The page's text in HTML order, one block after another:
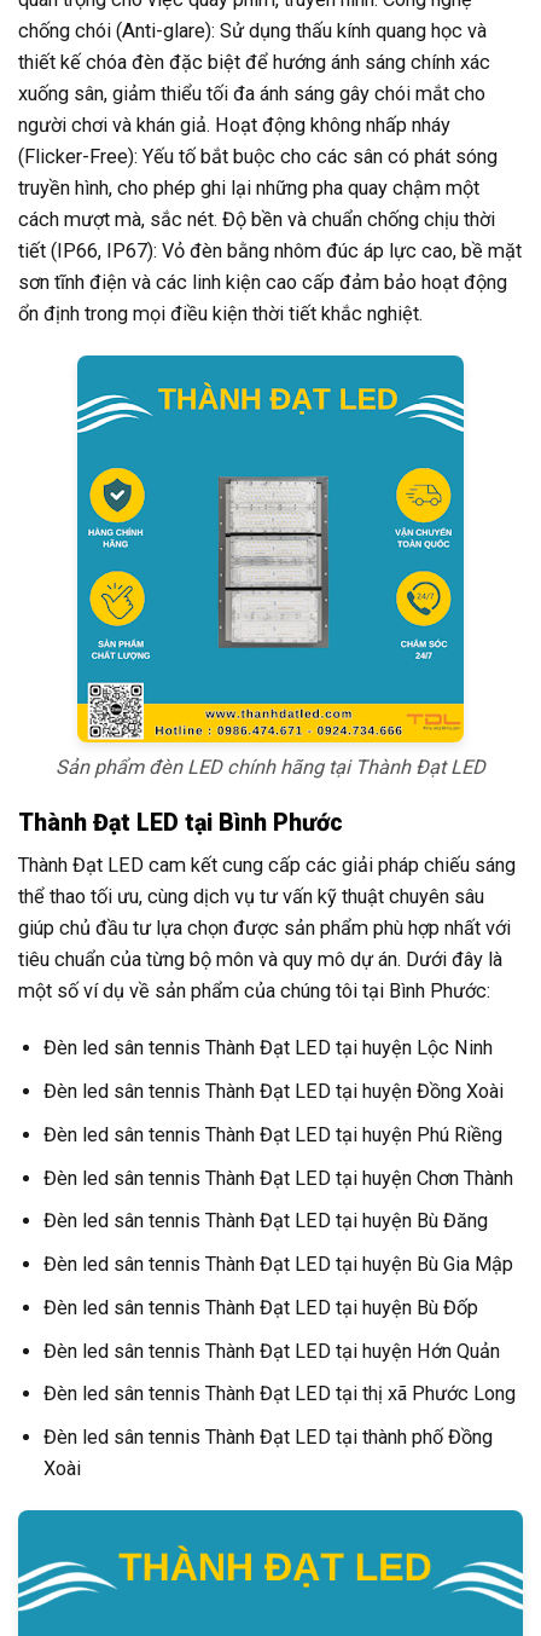
chống chói (Anti-glare): Sử dụng thấu kính quang học và
thiết kế chóa đèn đặc biệt để hướng ánh sáng chính xác
xuống sân, giảm thiểu tối đa ánh sáng gây chói mắt cho
người chơi và khán giả. Hoạt động không nhấp nháy
(Flicker-Free): Yếu tố bắt buộc cho các sân có phát sóng
truyền hình, cho phép ghi lại những pha quay chậm một
cách mượt mà, sắc nét. Độ bền và chuẩn chống chịu thời
tiết (IP66, IP67): Vỏ đèn bằng nhôm đúc áp lực cao, bề mặt
sơn tĩnh điện và các linh kiện cao cấp đảm bảo hoạt động
ổn định trong mọi điều kiện thời tiết khắc nghiệt.
Sản phẩm đèn LED chính hãng tại Thành Đạt LED
Thành Đạt LED tại Bình Phước
Thành Đạt LED cam kết cung cấp các giải pháp chiếu sáng
thể thao tối ưu, cùng dịch vụ tư vấn kỹ thuật chuyên sâu
giúp chủ đầu tư lựa chọn được sản phẩm phù hợp nhất với
tiêu chuẩn của từng bộ môn và quy mô dự án. Dưới đây là
một số ví dụ về sản phẩm của chúng tôi tại Bình Phước:
Đèn led sân tennis Thành Đạt LED tại huyện Lộc Ninh
Đèn led sân tennis Thành Đạt LED tại huyện Đồng Xoài
Đèn led sân tennis Thành Đạt LED tại huyện Phú Riềng
Đèn led sân tennis Thành Đạt LED tại huyện Chơn Thành
Đèn led sân tennis Thành Đạt LED tại huyện Bù Đăng
Đèn led sân tennis Thành Đạt LED tại huyện Bù Gia Mập
Đèn led sân tennis Thành Đạt LED tại huyện Bù Đốp
Đèn led sân tennis Thành Đạt LED tại huyện Hớn Quản
Đèn led sân tennis Thành Đạt LED tại thị xã Phước Long
Đèn led sân tennis Thành Đạt LED tại thành phố Đồng
Xoài